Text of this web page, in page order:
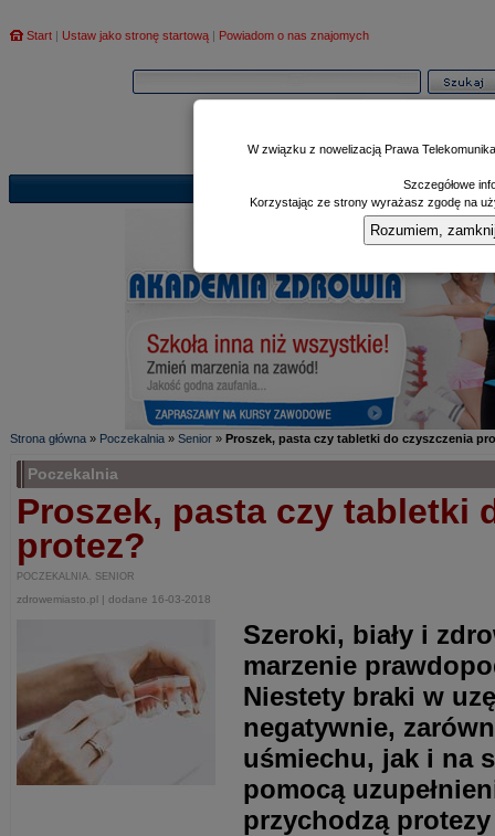
Start | Ustaw jako stronę startową | Powiadom o nas znajomych
Poczekalnia|
Strona główna » Poczekalnia » Senior » Proszek, pasta czy tabletki do czyszczenia
Poczekalnia
Proszek, pasta czy tabletki
protez?
POCZEKALNIA. SENIOR
zdrowemiasto.pl | dodane 16-03-2018
Szeroki, biały i
marzenie
Niestety braki w
negatywnie,
uśmiechu, jak i na
pomocą
przychodzą
W związku z nowelizacją Prawa
Szczegółowe
Korzystając ze strony wyrażasz zgodę na
Rozumiem,